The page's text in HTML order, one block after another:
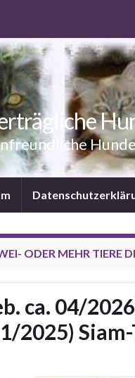
ODER MEHR TIERE
ca. 04/
2025)